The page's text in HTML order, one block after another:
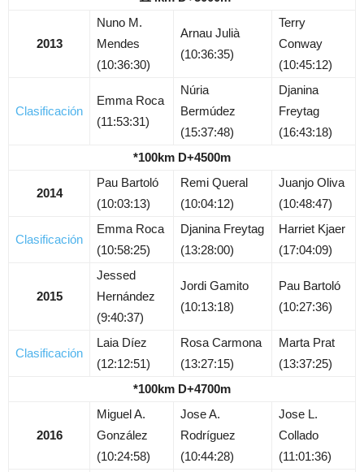
2013
Nuno M.
Mendes
(10:36:30)
Arnau Julià
(10:36:35)
Terry
Conway
(10:45:12)
Clasificación
Emma Roca
(11:53:31)
Núria
Bermúdez
(15:37:48)
Djanina
Freytag
(16:43:18)
*100km D+4500m
2014
Pau Bartoló
(10:03:13)
Remi Queral
(10:04:12)
Juanjo Oliva
(10:48:47)
Clasificación
Emma Roca
(10:58:25)
Djanina Freytag
(13:28:00)
Harriet Kjaer
(17:04:09)
2015
Jessed
Hernández
(9:40:37)
Jordi Gamito
(10:13:18)
Pau Bartoló
(10:27:36)
Clasificación
Laia Díez
(12:12:51)
Rosa Carmona
(13:27:15)
Marta Prat
(13:37:25)
*100km D+4700m
2016
Miguel A.
González
(10:24:58)
Jose A.
Rodríguez
(10:44:28)
Jose L.
Collado
(11:01:36)